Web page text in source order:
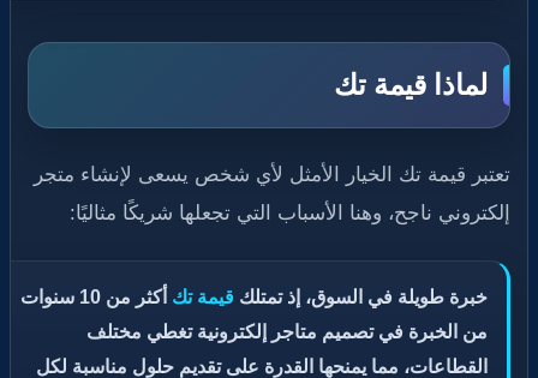
لماذا قيمة تك
تعتبر قيمة تك الخيار الأمثل لأي شخص يسعى لإنشاء متجر
إلكتروني ناجح، وهنا الأسباب التي تجعلها شريكًا مثاليًا:
خبرة طويلة في السوق، إذ تمتلك قيمة تك
أكثر من 10 سنوات
من الخبرة في تصميم متاجر إلكترونية تغطي مختلف
القطاعات، مما يمنحها القدرة على تقديم حلول مناسبة لكل